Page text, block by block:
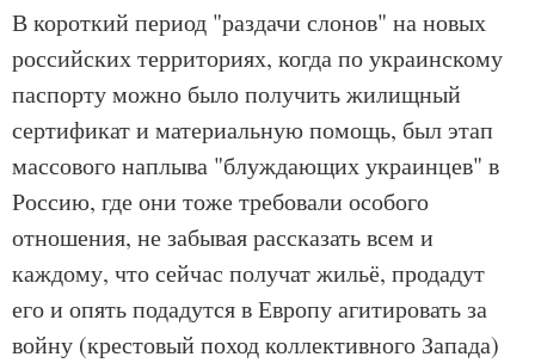
В короткий период "раздачи слонов" на новых
российских территориях, когда по украинскому
паспорту можно было получить жилищный
сертификат и материальную помощь, был этап
массового наплыва "блуждающих украинцев" в
Россию, где они тоже требовали особого
отношения, не забывая рассказать всем и
каждому, что сейчас получат жильё, продадут
его и опять подадутся в Европу агитировать за
войну (крестовый поход коллективного Запада)